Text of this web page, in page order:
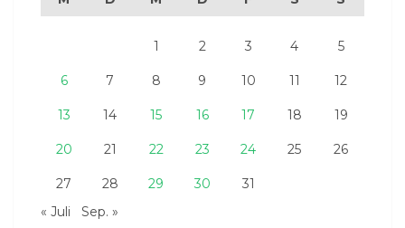
1 2 3 4 5
6 7 8 9 10 11 12
13 14 15 16 17 18 19
20 21 22 23 24 25 26
27 28 29 30
31
« Juli
Sep. »